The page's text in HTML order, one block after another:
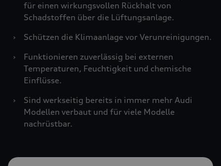
für einen wirkungsvollen Rückhalt von
Schadstoffen über die Lüftungsanlage.
›
Schützen die Klimaanlage vor Verunreinigungen.
›
Funktionieren zuverlässig bei externen
Temperaturen, Feuchtigkeit und chemische
Einflüsse.
›
Sind werkseitig bereits in immer mehr Audi
Modellen verbaut und für viele Modelle
nachrüstbar.